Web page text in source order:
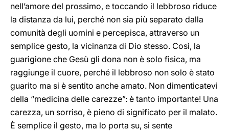
nell’amore del prossimo, e toccando il lebbroso riduce
la distanza da lui, perché non sia più separato dalla
comunità degli uomini e percepisca, attraverso un
semplice gesto, la vicinanza di Dio stesso. Così, la
guarigione che Gesù gli dona non è solo fisica, ma
raggiunge il cuore, perché il lebbroso non solo è stato
guarito ma si è sentito anche amato. Non dimenticatevi
della “medicina delle carezze”: è tanto importante! Una
carezza, un sorriso, è pieno di significato per il malato.
È semplice il gesto, ma lo porta su, si sente